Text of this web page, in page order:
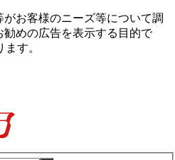
お客様のニーズ等について調
めの広告を表⽰する⽬的で
す。